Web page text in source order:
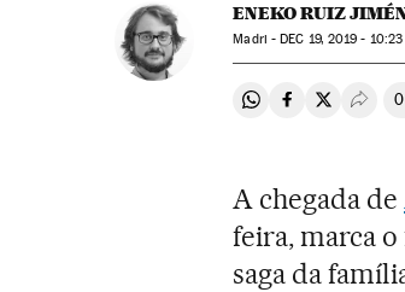
ENEKO RUIZ
Madri -DEC 19, 2019 - 10:23
Compartir en
Compartir en 0
A chegada de
feira, marca
saga da